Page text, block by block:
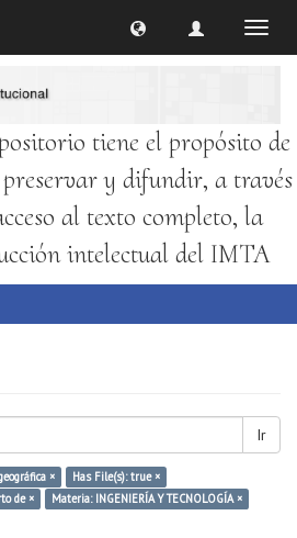
tiene el propósito de
y difundir, a través
al texto completo, la
intelectual del IMTA
Ir
×
Has File(s): true ×
de ×
Materia: INGENIERÍA Y TECNOLOGÍA ×